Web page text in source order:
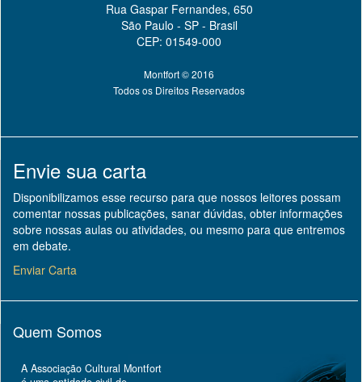
Rua Gaspar Fernandes, 650
São Paulo - SP - Brasil
CEP: 01549-000
Montfort © 2016
Todos os Direitos Reservados
Envie sua carta
Disponibilizamos esse recurso para que nossos leitores possam
comentar nossas publicações, sanar dúvidas, obter informações
sobre nossas aulas ou atividades, ou mesmo para que entremos
em debate.
Enviar Carta
Quem Somos
A Associação Cultural Montfort